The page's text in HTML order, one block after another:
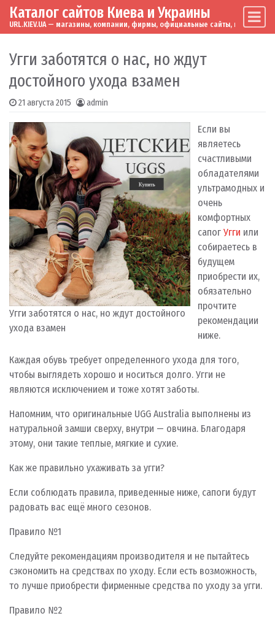
Skip to content
Main Navigation
Каталог сайтов Киева и Украины
URL.KIEV.UA — магазины, компании, фирмы, официальные сайты, мировые
Угги заботятся о нас, но ждут
достойного ухода взамен
21 августа 2015 admin
Угги заботятся о нас, но ждут достойного
ухода взамен
Если вы
являетесь
счастливыми
обладателями
ультрамодных и
очень
комфортных
сапог Угги или
собираетесь в
будущем
приобрести их,
обязательно
прочтите
рекомендации
ниже.
Каждая обувь требует определенного ухода для того,
чтобы выглядеть хорошо и носиться долго. Угги не
являются исключением и тоже хотят заботы.
Напомним, что оригинальные UGG Australia выполнены из
натуральной замши сверху, внутри — овчина. Благодаря
этому, они такие теплые, мягкие и сухие.
Как же правильно ухаживать за угги?
Если соблюдать правила, приведенные ниже, сапоги будут
радовать вас ещё много сезонов.
Правило №1
Следуйте рекомендациям производителя и не пытайтесь
сэкономить на средствах по уходу. Если есть возможность,
то лучше приобрести фирменные средства по уходу за угги.
Правило №2